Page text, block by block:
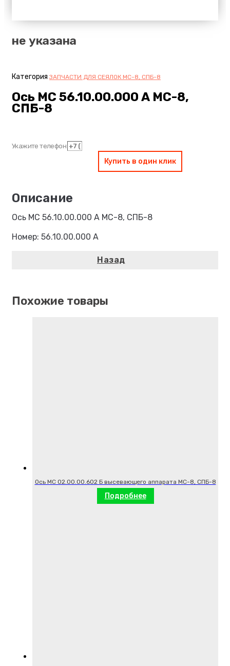
не указана
Категория ЗАПЧАСТИ ДЛЯ СЕЯЛОК МС-8, СПБ-8
Ось МС 56.10.00.000 А МС-8,
СПБ-8
Укажите телефон
Купить в один клик
Ось МС 56.10.00.000 А МС-8, СПБ-8
Номер: 56.10.00.000 А
Похожие товары
Ось МС 02.00.00.602 Б высевающего аппарата МС-8, СПБ-8
Подробнее